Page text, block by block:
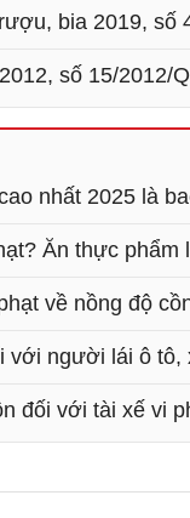
bia 2019, số
số 15/2012/
nhất 2025 là
Ăn thực phẩm
về nồng độ
với người lái ô tô,
đối với tài xế vi